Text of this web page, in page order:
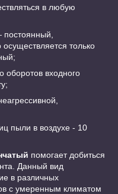
в любую
только
оборотов входного
пыли в воздухе - 10
помогает добиться
Данный вид
в различных
с умеренным климатом